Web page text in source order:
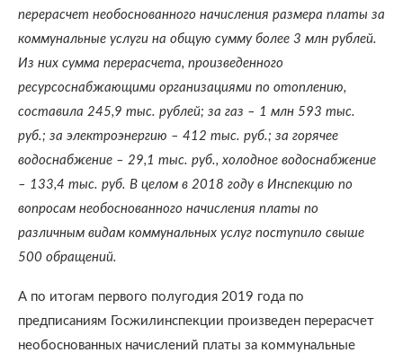
перерасчет необоснованного начисления размера платы за
коммунальные услуги на общую сумму более 3 млн рублей.
Из них сумма перерасчета, произведенного
ресурсоснабжающими организациями по отоплению,
составила 245,9 тыс. рублей; за газ – 1 млн 593 тыс.
руб.; за электроэнергию – 412 тыс. руб.; за горячее
водоснабжение – 29,1 тыс. руб., холодное водоснабжение
– 133,4 тыс. руб. В целом в 2018 году в Инспекцию по
вопросам необоснованного начисления платы по
различным видам коммунальных услуг поступило свыше
500 обращений.
А по итогам первого полугодия 2019 года по
предписаниям Госжилинспекции произведен перерасчет
необоснованных начислений платы за коммунальные